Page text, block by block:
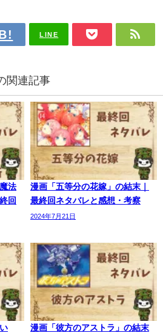
LINE
関連記事
法
回
漫画「五等分の花嫁」の結末｜
最終回ネタバレと感想・考察
2024年7月21日
漫画「彼方のアストラ」の結末